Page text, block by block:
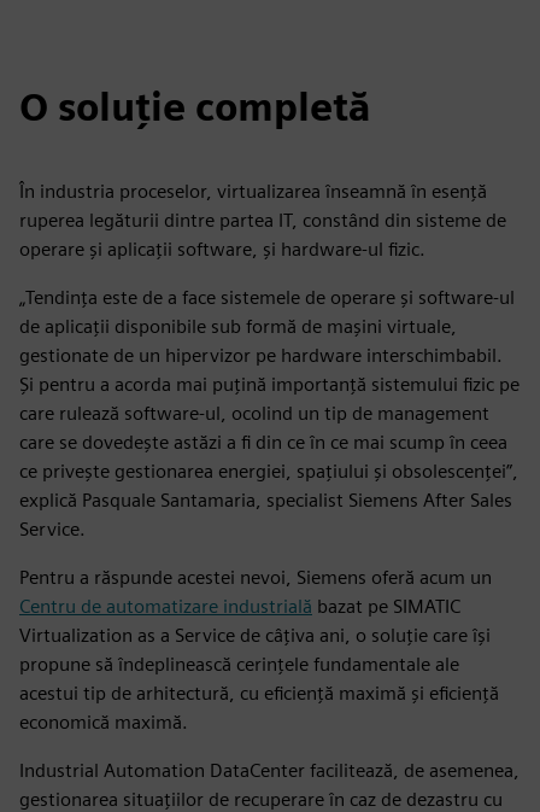
O soluție completă
În industria proceselor, virtualizarea înseamnă în esență
ruperea legăturii dintre partea IT, constând din sisteme de
operare și aplicații software, și hardware-ul fizic.
„Tendința este de a face sistemele de operare și software-ul
de aplicații disponibile sub formă de mașini virtuale,
gestionate de un hipervizor pe hardware interschimbabil.
Și pentru a acorda mai puțină importanță sistemului fizic pe
care rulează software-ul, ocolind un tip de management
care se dovedește astăzi a fi din ce în ce mai scump în ceea
ce privește gestionarea energiei, spațiului și obsolescenței”,
explică Pasquale Santamaria, specialist Siemens After Sales
Service.
Pentru a răspunde acestei nevoi, Siemens oferă acum un
Centru de automatizare industrială bazat pe SIMATIC
Virtualization as a Service de câțiva ani, o soluție care își
propune să îndeplinească cerințele fundamentale ale
acestui tip de arhitectură, cu eficiență maximă și eficiență
economică maximă.
Industrial Automation DataCenter facilitează, de asemenea,
gestionarea situațiilor de recuperare în caz de dezastru cu